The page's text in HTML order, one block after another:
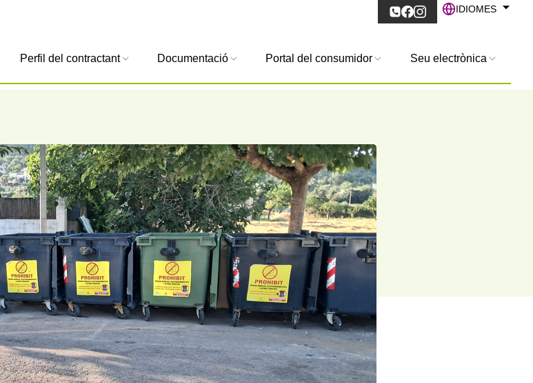
IDIOMES
Perfil del contractant Documentació Portal del consumidor Seu electrònica